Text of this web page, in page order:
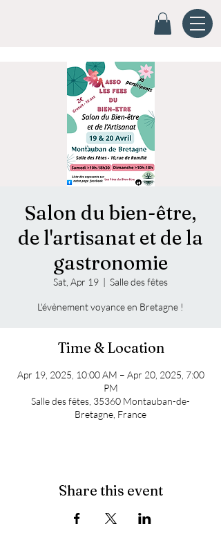
Salon du bien-être,
de l'artisanat et de la
gastronomie
Sat, Apr 19
  |
Salle des fêtes
L'évènement voyance en Bretagne !
Time & Location
Apr 19, 2025, 10:00 AM – Apr 20, 2025, 7:00
PM
Salle des fêtes, 35360 Montauban-de-
Bretagne, France
Share this event